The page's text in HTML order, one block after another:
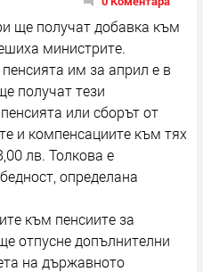
ще получат добавка към
министрите.
им за април е в
получат тези
или сборът от
и компенсациите към тях
лв. Толкова е
определана
към пенсиите за
отпусне допълнителни
на държавното